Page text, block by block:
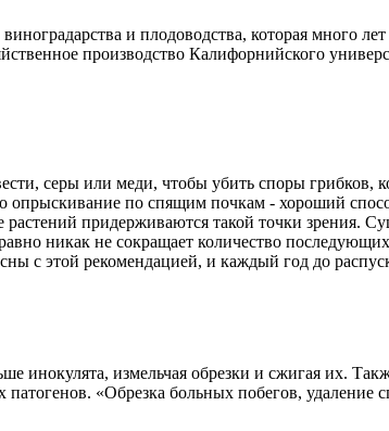
и плодоводства, которая много лет
производство Калифорнийского
серы или меди, чтобы убить споры грибков,
опрыскивание по спящим почкам - хороший
придерживаются такой точки зрения.
никак не сокращает количество
с этой рекомендацией, и каждый год до
измельчая обрезки и сжигая их.
«Обрезка больных побегов, удаление